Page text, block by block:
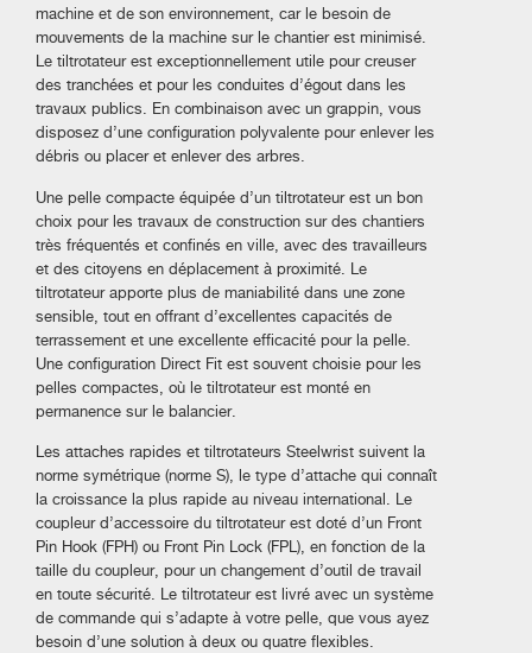
machine et de son environnement, car le besoin de
mouvements de la machine sur le chantier est minimisé.
Le tiltrotateur est exceptionnellement utile pour creuser
des tranchées et pour les conduites d’égout dans les
travaux publics. En combinaison avec un grappin, vous
disposez d’une configuration polyvalente pour enlever les
débris ou placer et enlever des arbres.
Une pelle compacte équipée d’un tiltrotateur est un bon
choix pour les travaux de construction sur des chantiers
très fréquentés et confinés en ville, avec des travailleurs
et des citoyens en déplacement à proximité. Le
tiltrotateur apporte plus de maniabilité dans une zone
sensible, tout en offrant d’excellentes capacités de
terrassement et une excellente efficacité pour la pelle.
Une configuration Direct Fit est souvent choisie pour les
pelles compactes, où le tiltrotateur est monté en
permanence sur le balancier.
Les attaches rapides et tiltrotateurs Steelwrist suivent la
norme symétrique (norme S), le type d’attache qui connaît
la croissance la plus rapide au niveau international. Le
coupleur d’accessoire du tiltrotateur est doté d’un Front
Pin Hook (FPH) ou Front Pin Lock (FPL), en fonction de la
taille du coupleur, pour un changement d’outil de travail
en toute sécurité. Le tiltrotateur est livré avec un système
de commande qui s’adapte à votre pelle, que vous ayez
besoin d’une solution à deux ou quatre flexibles.